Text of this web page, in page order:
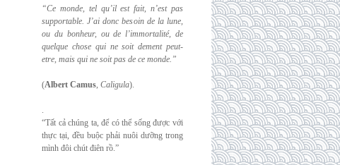
“Ce monde, tel qu’il est fait, n’est pas
supportable. J’ai donc besoin de la lune,
ou du bonheur, ou de l’immortalité, de
quelque chose qui ne soit dement peut-
etre, mais qui ne soit pas de ce monde.”
(Albert Camus, Caligula).
.
“Tất cả chúng ta, để có thể sống được với
thực tại, đều buộc phải nuôi dưỡng trong
mình đôi chút điên rồ.”